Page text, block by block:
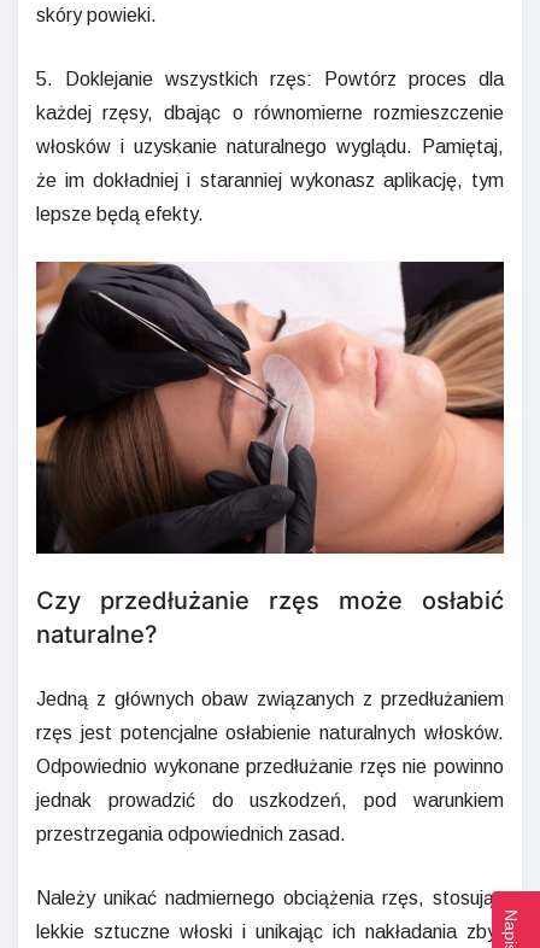
skóry powieki.
5. Doklejanie wszystkich rzęs: Powtórz proces dla
każdej rzęsy, dbając o równomierne rozmieszczenie
włosków i uzyskanie naturalnego wyglądu. Pamiętaj,
że im dokładniej i staranniej wykonasz aplikację, tym
lepsze będą efekty.
Czy przedłużanie rzęs może osłabić
naturalne?
Jedną z głównych obaw związanych z przedłużaniem
rzęs jest potencjalne osłabienie naturalnych włosków.
Odpowiednio wykonane przedłużanie rzęs nie powinno
jednak prowadzić do uszkodzeń, pod warunkiem
przestrzegania odpowiednich zasad.
Należy unikać nadmiernego obciążenia rzęs, stosując
lekkie sztuczne włoski i unikając ich nakładania zbyt